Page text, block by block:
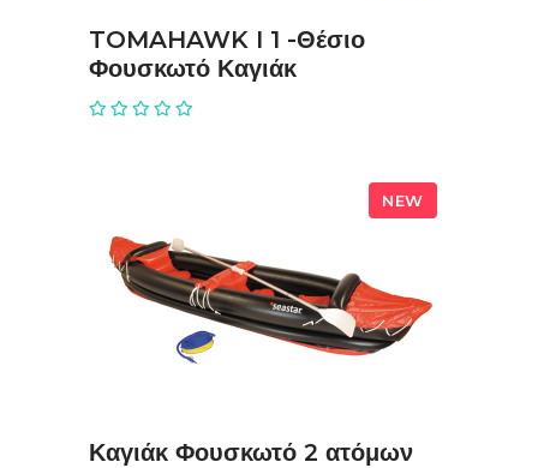
TOMAHAWK I 1 -Θέσιο
Φουσκωτό Καγιάκ
NEW
ΔΙΑΒΆΣΤΕ ΠΕΡΙΣΣΌΤΕΡΑ
Καγιάκ Φουσκωτό 2 ατόμων